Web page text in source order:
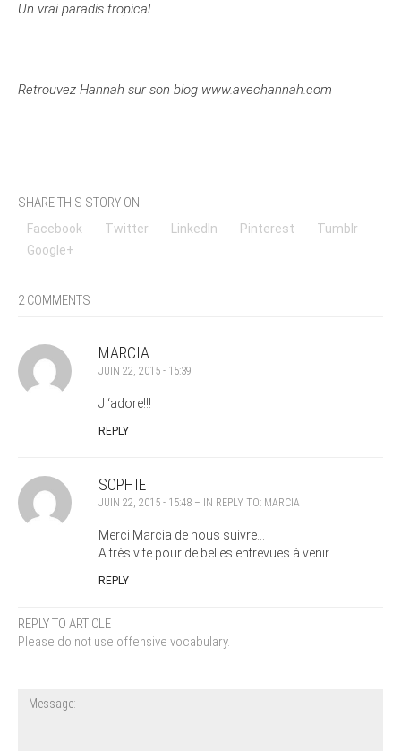
Un vrai paradis tropical.
Retrouvez Hannah sur son blog www.avechannah.com
SHARE THIS STORY ON:
Facebook Twitter LinkedIn Pinterest
Tumblr
Google+
2 COMMENTS
MARCIA
JUIN 22, 2015 - 15:39
J ‘adore!!!
REPLY
SOPHIE
JUIN 22, 2015 - 15:48 – IN REPLY TO: MARCIA
Merci Marcia de nous suivre…
A très vite pour de belles entrevues à venir …
REPLY
REPLY TO ARTICLE
Please do not use offensive vocabulary.